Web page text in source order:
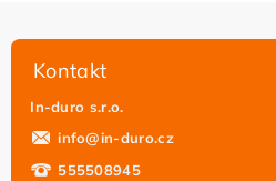
Kontakt
In-duro s.r.o.
info@in-duro.cz
555508945